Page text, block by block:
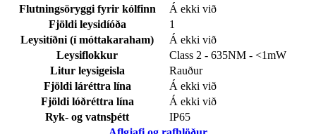
Flutningsöryggi fyrir kólfinn
Á ekki við
Fjöldi leysidíóða
1
Leysitíðni (í móttakaraham)
Á ekki við
Leysiflokkur
Class 2 - 635NM - <1mW
Litur leysigeisla
Rauður
Fjöldi láréttra lína
Á ekki við
Fjöldi lóðréttra lína
Á ekki við
Ryk- og vatnsþétt
IP65